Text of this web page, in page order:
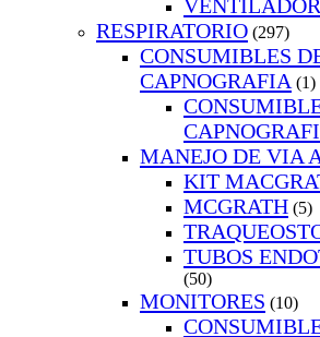
RESPIRATORIO (297)
CONSUMIBLES
CAPNOGRAFIA (1)
MANEJO DE VIA
KIT
MCGRATH (5)
TUBOS
(50)
MONITORES (10)